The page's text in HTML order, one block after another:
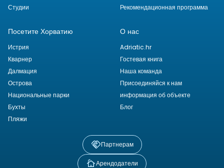
Студии
Рекомендационная программа
Посетите Хорватию
Истрия
Кварнер
Далмация
Острова
Национальные парки
Бухты
Пляжи
О нас
Adriatic.hr
Гостевая книга
Наша команда
Присоединяйся к нам
информация об объекте
Блог
Партнерам
Арендодатели